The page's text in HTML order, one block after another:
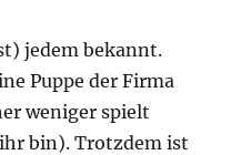
jedem bekannt.
Puppe der Firma
weniger spielt
bin). Trotzdem ist